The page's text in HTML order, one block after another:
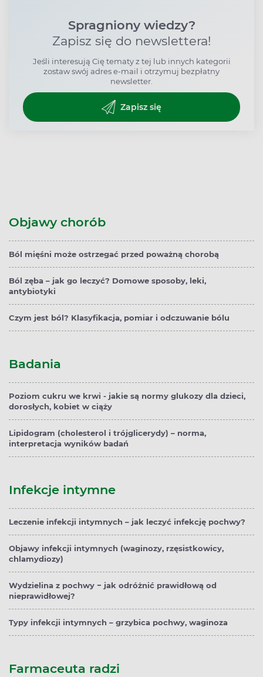
Spragniony wiedzy?
Zapisz się do newslettera!
Jeśli interesują Cię tematy z tej lub innych kategorii
zostaw swój adres e-mail i otrzymuj bezpłatny
newsletter.
Zapisz się
Objawy chorób
Ból mięśni może ostrzegać przed poważną chorobą
Ból zęba – jak go leczyć? Domowe sposoby, leki,
antybiotyki
Czym jest ból? Klasyfikacja, pomiar i odczuwanie bólu
Badania
Poziom cukru we krwi - jakie są normy glukozy dla dzieci,
dorosłych, kobiet w ciąży
Lipidogram (cholesterol i trójglicerydy) – norma,
interpretacja wyników badań
Infekcje intymne
Leczenie infekcji intymnych – jak leczyć infekcję pochwy?
Objawy infekcji intymnych (waginozy, rzęsistkowicy,
chlamydiozy)
Wydzielina z pochwy − jak odróżnić prawidłową od
nieprawidłowej?
Typy infekcji intymnych – grzybica pochwy, waginoza
Farmaceuta radzi